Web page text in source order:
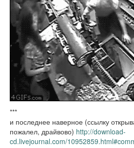
***
и последнее наверное (ссылку
пожалел, драйвово) http://download-
cd.livejournal.com/